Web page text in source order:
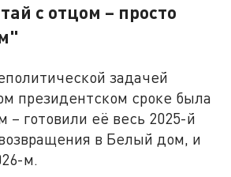
с отцом – просто
задачей
президентском сроке была
– готовили её весь 2025-й
в Белый дом, и
м.